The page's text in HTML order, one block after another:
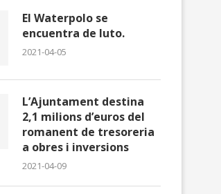
El Waterpolo se
encuentra de luto.
2021-04-05
L’Ajuntament destina
2,1 milions d’euros del
romanent de tresoreria
a obres i inversions
2021-04-09